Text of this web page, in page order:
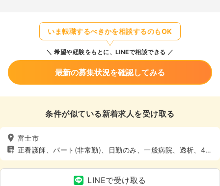
いま転職するべきかを相談するのもOK
希望や経験をもとに、LINEで相談できる
最新の募集状況を確認してみる
条件が似ている新着求人を受け取る
富士市
正看護師、パート(非常勤)、日勤のみ、一般病院、透析、4週
8休以上
LINEで受け取る